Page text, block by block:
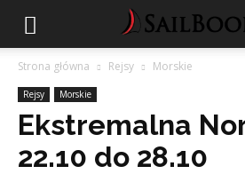
Strona główna Rejsy Morskie
Rejsy Morskie
Ekstremalna
22.10 do 28.10